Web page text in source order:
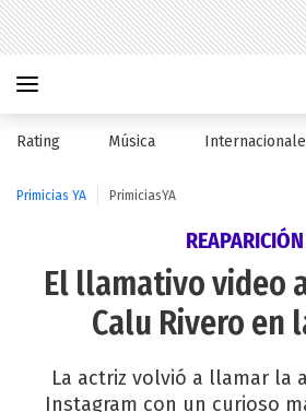
Rating Música
Primicias YA PrimiciasYA
REAPARICIÓN
El llamativo video
Calu Rivero en
La actriz volvió a llamar la
Instagram con un curioso